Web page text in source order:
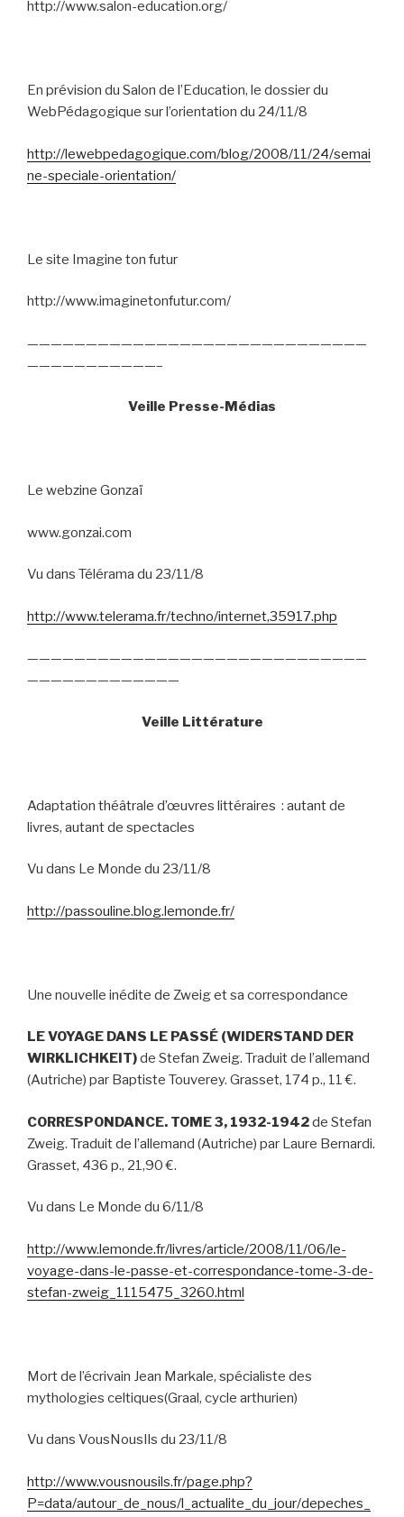
http://www.salon-education.org/
En prévision du Salon de l’Education, le dossier du
WebPédagogique sur l’orientation du 24/11/8
http://lewebpedagogique.com/blog/2008/11/24/semai
ne-speciale-orientation/
Le site Imagine ton futur
http://www.imaginetonfutur.com/
—————————————————————————————
———————————–
Veille Presse-Médias
Le webzine Gonzaï
www.gonzai.com
Vu dans Télérama du 23/11/8
http://www.telerama.fr/techno/internet,35917.php
—————————————————————————————
—————————————
Veille Littérature
Adaptation théâtrale d’œuvres littéraires : autant de
livres, autant de spectacles
Vu dans Le Monde du 23/11/8
http://passouline.blog.lemonde.fr/
Une nouvelle inédite de Zweig et sa correspondance
LE VOYAGE DANS LE PASSÉ (WIDERSTAND DER
WIRKLICHKEIT)de Stefan Zweig. Traduit de l’allemand
(Autriche) par Baptiste Touverey. Grasset, 174 p., 11 €.
CORRESPONDANCE. TOME 3, 1932-1942de Stefan
Zweig. Traduit de l’allemand (Autriche) par Laure Bernardi.
Grasset, 436 p., 21,90 €.
Vu dans Le Monde du 6/11/8
http://www.lemonde.fr/livres/article/2008/11/06/le-
voyage-dans-le-passe-et-correspondance-tome-3-de-
stefan-zweig_1115475_3260.html
Mort de l’écrivain Jean Markale, spécialiste des
mythologies celtiques(Graal, cycle arthurien)
Vu dans VousNousIls du 23/11/8
http://www.vousnousils.fr/page.php?
P=data/autour_de_nous/l_actualite_du_jour/depeches_